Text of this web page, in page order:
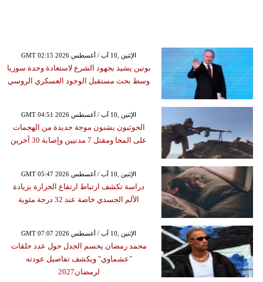
GMT 02:15 2026 الإثنين ,10 آب / أغسطس
بوتين يشيد بجهود الشرع لاستعادة وحدة سوريا
وسط بحث مستقبل الوجود العسكري الروسي
GMT 04:51 2026 الإثنين ,10 آب / أغسطس
الحوثيون يشنون موجة جديدة من الهجمات
على المخا ومقتل 7 مدنيين وإصابة 30 آخرين
GMT 05:47 2026 الإثنين ,10 آب / أغسطس
دراسة تكشف ارتباط ارتفاع الحرارة بزيادة
الألم الجسدي خاصة عند 32 درجة مئوية
GMT 07:07 2026 الإثنين ,10 آب / أغسطس
محمد رمضان يحسم الجدل حول عدد حلقات
"عشماوي" ويكشف تفاصيل عودته
لرمضان2027